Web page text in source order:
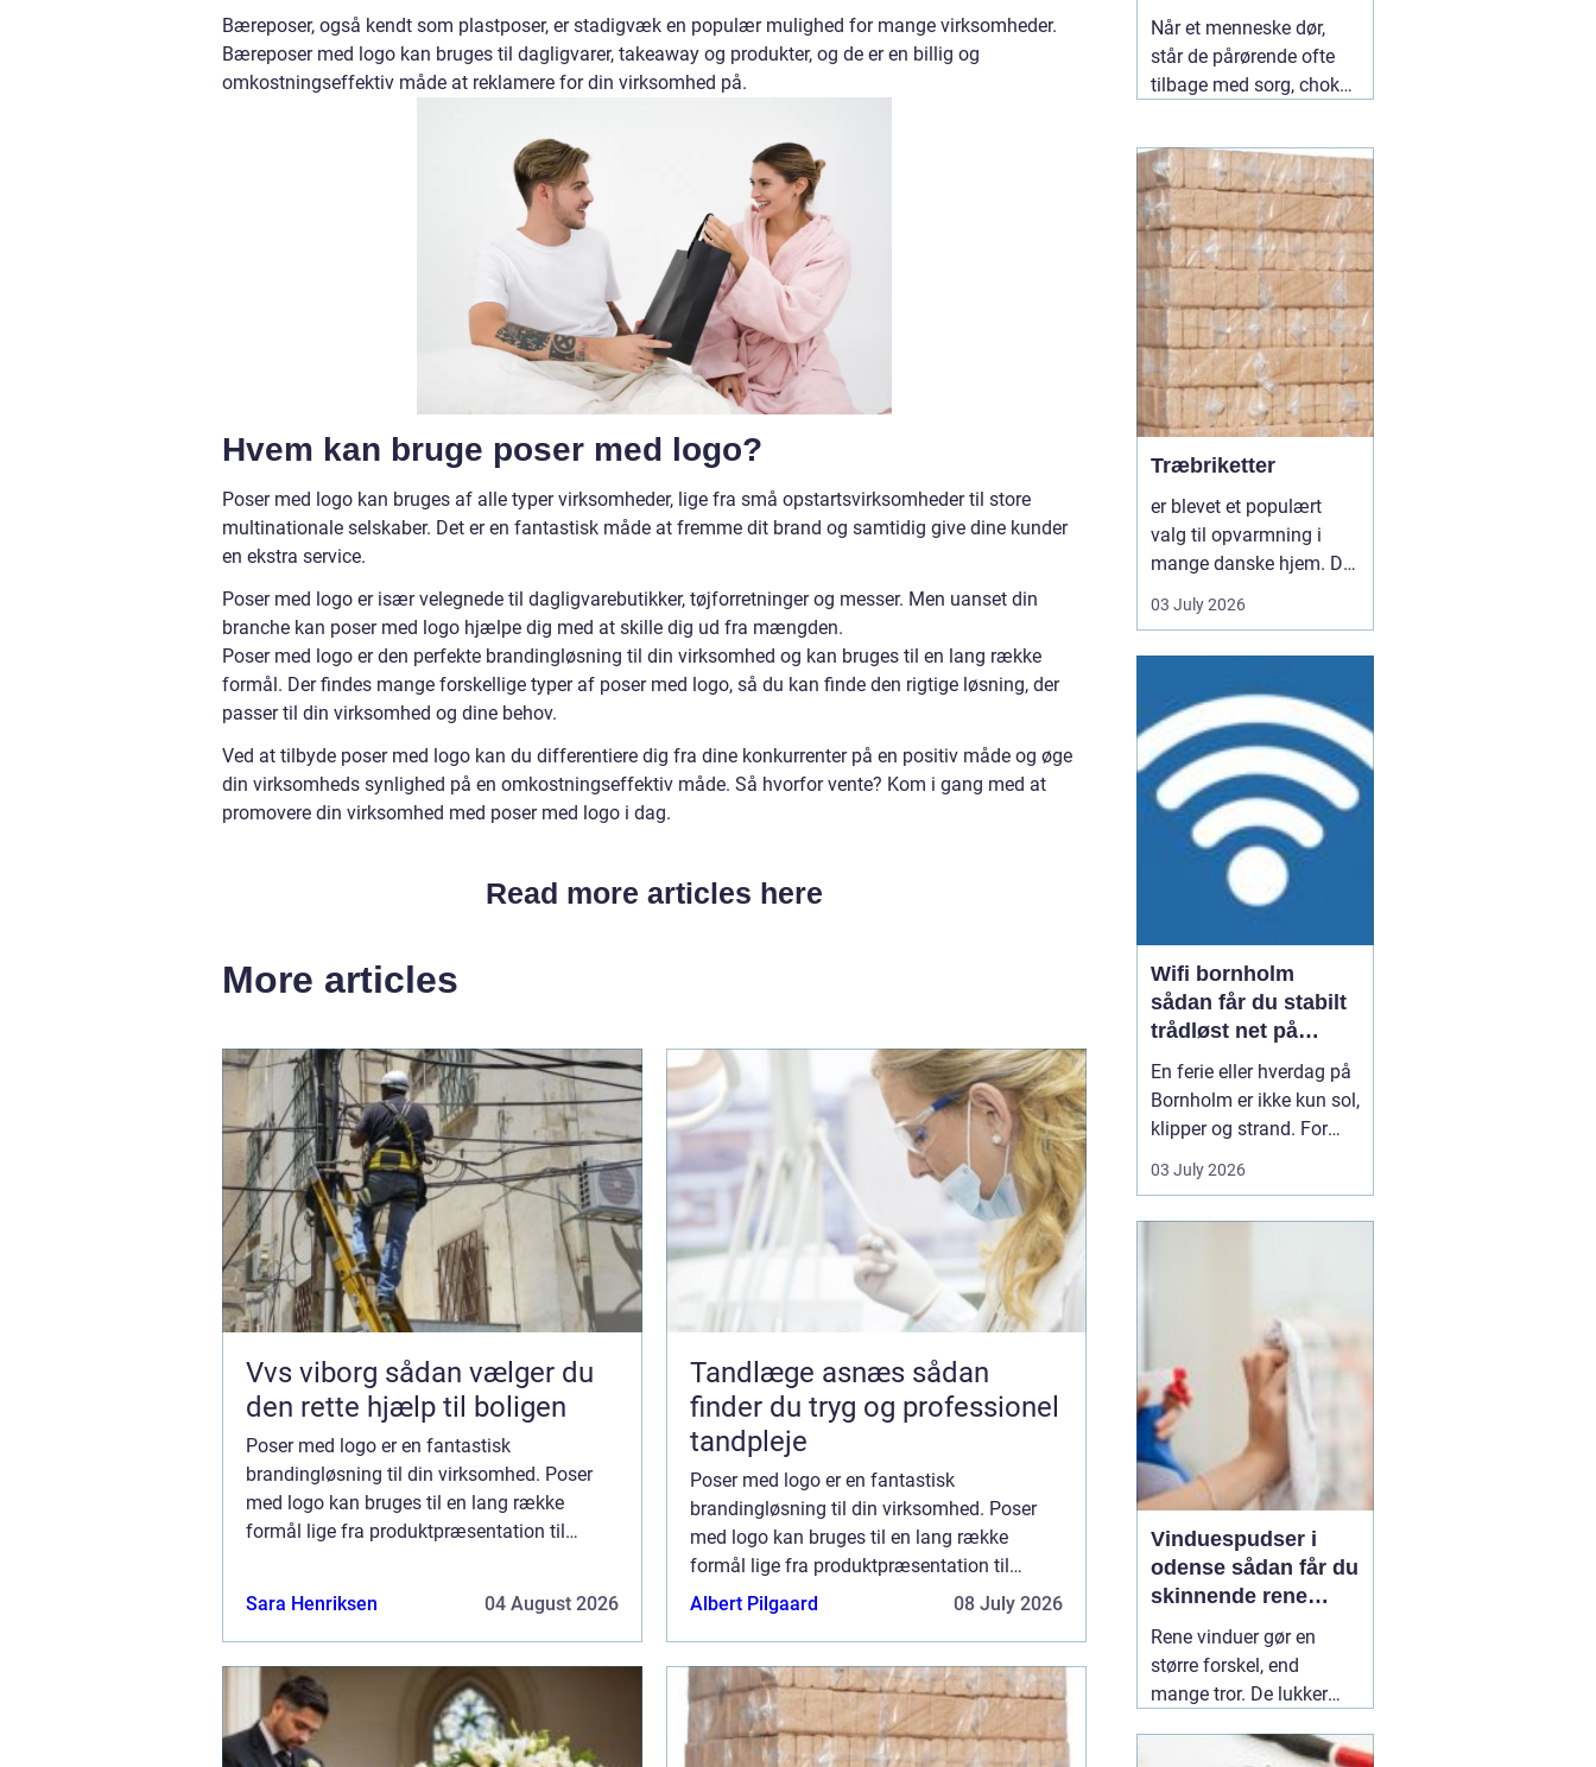
Bæreposer, også kendt som plastposer, er stadigvæk en populær mulighed for mange virksomheder.
Bæreposer med logo kan bruges til dagligvarer, takeaway og produkter, og de er en billig og
omkostningseffektiv måde at reklamere for din virksomhed på.
Hvem kan bruge poser med logo?
Poser med logo kan bruges af alle typer virksomheder, lige fra små opstartsvirksomheder til store
multinationale selskaber. Det er en fantastisk måde at fremme dit brand og samtidig give dine kunder
en ekstra service.
Poser med logo er især velegnede til dagligvarebutikker, tøjforretninger og messer. Men uanset din
branche kan poser med logo hjælpe dig med at skille dig ud fra mængden.
Poser med logo er den perfekte brandingløsning til din virksomhed og kan bruges til en lang række
formål. Der findes mange forskellige typer af poser med logo, så du kan finde den rigtige løsning, der
passer til din virksomhed og dine behov.
Ved at tilbyde poser med logo kan du differentiere dig fra dine konkurrenter på en positiv måde og øge
din virksomheds synlighed på en omkostningseffektiv måde. Så hvorfor vente? Kom i gang med at
promovere din virksomhed med poser med logo i dag.
Read more articles here
More articles
Vvs viborg sådan vælger du
den rette hjælp til boligen
Poser med logo er en fantastisk
brandingløsning til din virksomhed. Poser
med logo kan bruges til en lang række
formål lige fra produktpræsentation til
for din virksomhe...
Sara Henriksen 04 August 2026
Tandlæge asnæs sådan
finder du tryg og professionel
tandpleje
Poser med logo er en fantastisk
brandingløsning til din virksomhed. Poser
med logo kan bruges til en lang række
formål lige fra produktpræsentation til
festivaler til hverdagsbrug. Det er en
Albert Pilgaard 08 July 2026
en svær tid
Når et menneske dør,
står de pårørende ofte
tilbage med sorg, chok
Hvad skal gøres først?
Hvem kontakter man?
Hvordan skaber man en
afsked, som føles rigtig?
Her spiller en lokal 04
July 2026
Træbriketter
er blevet et populært
valg til opvarmning i
mange danske hjem. De
er nemme at håndtere,
giver en høj varme og
almindeligt brænde.
Samtidig kan de udnytte
resttræ fra træindustrien,
som ellers ville gå til
spil...
03 July 2026
Wifi bornholm
sådan får du stabilt
trådløst net på
klippeøen
En ferie eller hverdag på
Bornholm er ikke kun sol,
klipper og strand. For
mange er en stabil
internetforbindelse
sommerhuset eller driver
en mindre virksomhed...
03 July 2026
Vinduespudser i
odense sådan får du
skinnende rene
ruder året rundt
Rene vinduer gør en
større forskel, end
mange tror. De lukker